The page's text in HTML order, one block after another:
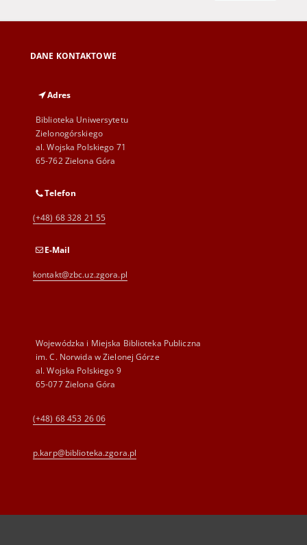
DANE KONTAKTOWE
Adres
Biblioteka Uniwersytetu
Zielonogórskiego
al. Wojska Polskiego 71
65-762 Zielona Góra
Telefon
(+48) 68 328 21 55
E-Mail
kontakt@zbc.uz.zgora.pl
Wojewódzka i Miejska Biblioteka Publiczna
im. C. Norwida w Zielonej Górze
al. Wojska Polskiego 9
65-077 Zielona Góra
(+48) 68 453 26 06
p.karp@biblioteka.zgora.pl